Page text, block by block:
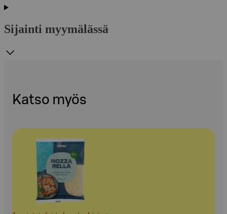
Sijainti myymälässä
Katso myös